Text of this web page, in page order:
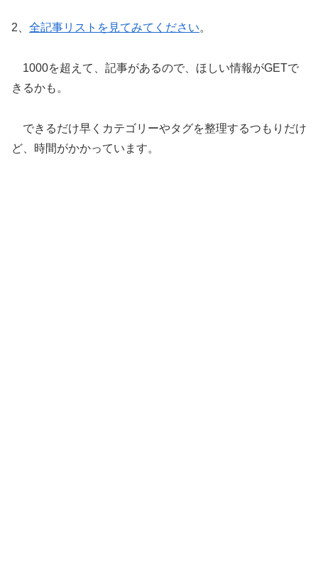
2、 全記事リストを見てみてください。
1000を超えて、記事があるので、ほしい情報がGETで
きるかも。
できるだけ早くカテゴリーやタグを整理するつもりだけ
ど、時間がかかっています。